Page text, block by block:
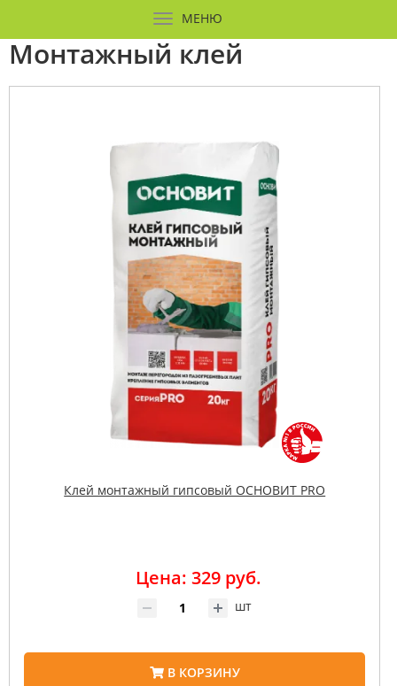
МЕНЮ
Монтажный клей
Клей монтажный гипсовый ОСНОВИТ PRO
Цена: 329 руб.
шт
В КОРЗИНУ